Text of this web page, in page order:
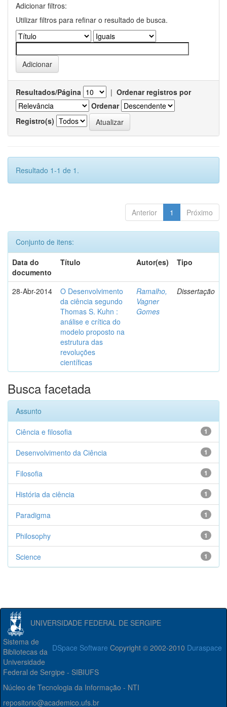
Adicionar filtros:
Utilizar filtros para refinar o resultado de busca.
Resultados/Página | Ordenar registros por
Ordenar
Registro(s)
Resultado 1-1 de 1.
Anterior 1 Próximo
Conjunto de itens:
Data do
documento
Título Autor(es) Tipo
28-Abr-2014
O Desenvolvimento
da ciência segundo
Thomas S. Kuhn :
análise e crítica do
modelo proposto na
estrutura das
revoluções
científicas
Ramalho,
Vagner
Gomes
Dissertação
Busca facetada
Assunto
1
Ciência e filosofia
1
Desenvolvimento da Ciência
1
Filosofia
1
História da ciência
1
Paradigma
1
Philosophy
1
Science
UNIVERSIDADE FEDERAL DE SERGIPE
DSpace Software Copyright © 2002-2010 Duraspace
Sistema de
Bibliotecas da
Universidade
Federal de Sergipe - SIBIUFS
Núcleo de Tecnologia da Informação - NTI
repositorio@academico.ufs.br